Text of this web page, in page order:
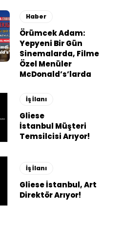
Haber
Örümcek Adam:
Yepyeni Bir Gün
Sinemalarda, Filme
Özel Menüler
McDonald’s’larda
İş İlanı
Gliese
İstanbul Müşteri
Temsilcisi Arıyor!
İş İlanı
Gliese İstanbul, Art
Direktör Arıyor!